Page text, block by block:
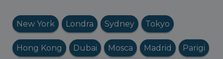
New York Londra Sydney Tokyo
Hong Kong Dubai Mosca Madrid Parigi